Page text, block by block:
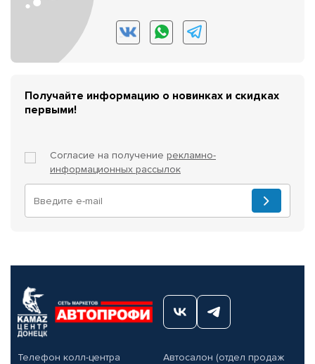
Получайте информацию о новинках и скидках
первыми!
Согласие на получение рекламно-
информационных рассылок
Телефон колл-центра
Автосалон (отдел продаж